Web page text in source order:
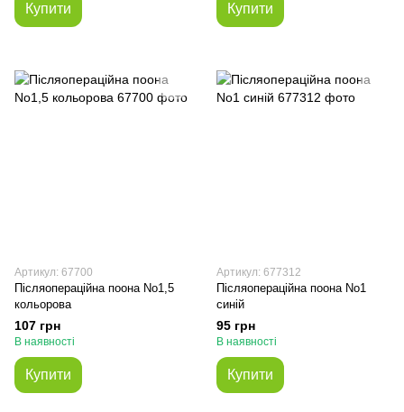
Купити Купити
Артикул: 67700
Післяопераційна поона No1,5
кольорова
107 грн
В наявності
Купити
Артикул: 677312
Післяопераційна поона No1
синій
95 грн
В наявності
Купити